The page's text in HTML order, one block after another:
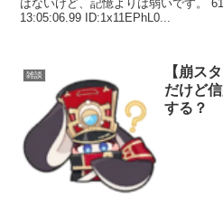
はないけど、記憶よりは弱いです。
13:05:06.99 ID:1x11EPhL0...
雑談
【崩ス
だけど
する？